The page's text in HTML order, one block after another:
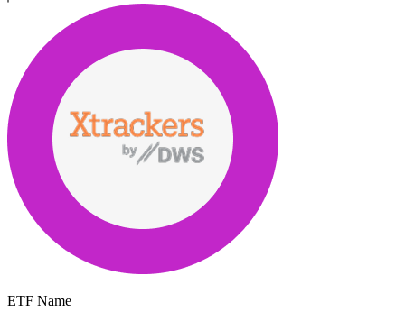
ETF Name